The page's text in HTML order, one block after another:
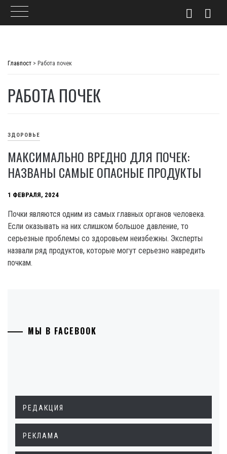
Главпост > Работа почек
РАБОТА ПОЧЕК
ЗДОРОВЬЕ
МАКСИМАЛЬНО ВРЕДНО ДЛЯ ПОЧЕК:
НАЗВАНЫ САМЫЕ ОПАСНЫЕ ПРОДУКТЫ
1 ФЕВРАЛЯ, 2024
Почки являются одним из самых главных органов человека.
Если оказывать на них слишком большое давление, то
серьезные проблемы со здоровьем неизбежны. Эксперты
назвали ряд продуктов, которые могут серьезно навредить
почкам.
МЫ В FACEBOOK
РЕДАКЦИЯ
РЕКЛАМА